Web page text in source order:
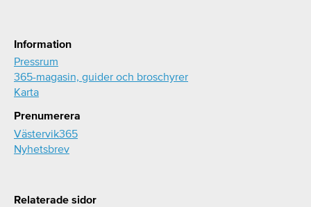
Information
Pressrum
365-magasin, guider och broschyrer
Karta
Prenumerera
Västervik365
Nyhetsbrev
Relaterade sidor